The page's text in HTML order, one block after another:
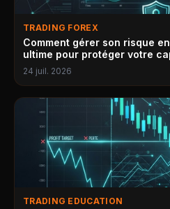
TRADING FOREX
Comment gérer son risque
ultime pour protéger votre
24 juil. 2026
TRADING EDUCATION